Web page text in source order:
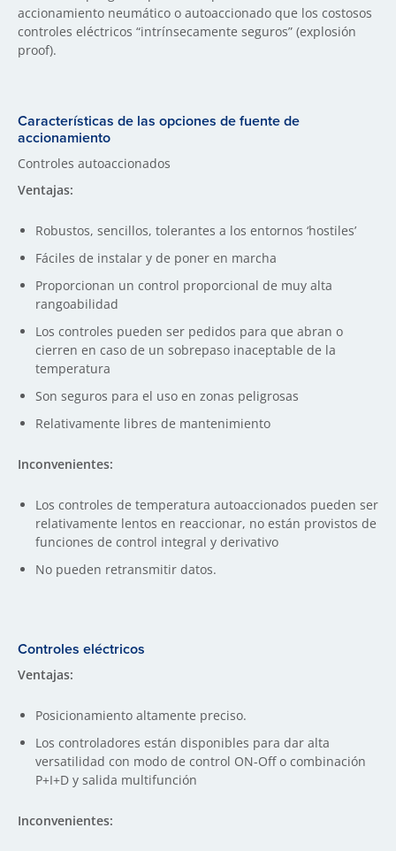
accionamiento neumático o autoaccionado que los costosos
controles eléctricos “intrínsecamente seguros” (explosión
proof).
Características de las opciones de fuente de
accionamiento
Controles autoaccionados
Ventajas:
Robustos, sencillos, tolerantes a los entornos ‘hostiles’
Fáciles de instalar y de poner en marcha
Proporcionan un control proporcional de muy alta
rangoabilidad
Los controles pueden ser pedidos para que abran o
cierren en caso de un sobrepaso inaceptable de la
temperatura
Son seguros para el uso en zonas peligrosas
Relativamente libres de mantenimiento
Inconvenientes:
Los controles de temperatura autoaccionados pueden ser
relativamente lentos en reaccionar, no están provistos de
funciones de control integral y derivativo
No pueden retransmitir datos.
Controles eléctricos
Ventajas:
Posicionamiento altamente preciso.
Los controladores están disponibles para dar alta
versatilidad con modo de control ON-Off o combinación
P+I+D y salida multifunción
Inconvenientes: